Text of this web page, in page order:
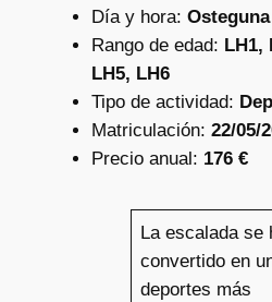
Día y hora:
Rango de edad: LH1,
LH5, LH6
Tipo de actividad:
Matriculación: 22/05/
Precio anual: 176 €
La escalada se
convertido en
deportes más